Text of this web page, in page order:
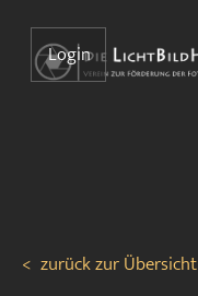
Login
< zurück zur Übersicht